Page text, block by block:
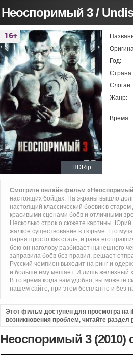
Неоспоримый 3 /
HDRip
Год:
Страна:
Слоган:
Жанр:
Время:
Смотрите онлайн фильм
настоящих бойцах. На экраны вышло
настоящий классический боевик в
красивыми сценами боёв и отличными
Несколько строк о сюжете картины.
жалкое существование в тюрьме. Его
парня просто как сталь, и рана его
бою он наголову разбивает нынешнего
заправила боёв без правил, решает
Русский чемпион выходит на ринг и
и больше ему мешает. И лишь железный
В то время когда вам удобно, вы можете
нашем сайте, при этом бесплатно и без
Этот фильм доступен для просмотра на
возникновения проблем, читайте раздел
Неоспоримый 3 (2010)